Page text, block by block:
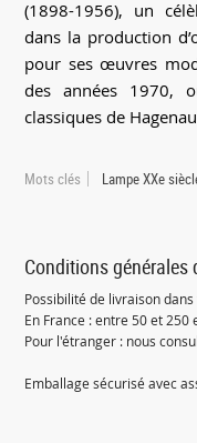
(1898-1956), un
dans la production
pour ses œuvres
des années 1970,
classiques de
Mots clés Lampe XXe
Conditions générales
Possibilité de livraison
En France : entre 50 et
Pour l'étranger : nous
Emballage sécurisé avec